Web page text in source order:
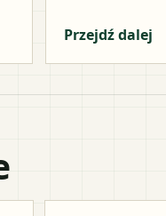
Przejdź dalej